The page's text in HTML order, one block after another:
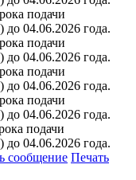
подачи
04.06.2026 года.
подачи
04.06.2026 года.
подачи
04.06.2026 года.
подачи
04.06.2026 года.
подачи
04.06.2026 года.
сообщение Печать